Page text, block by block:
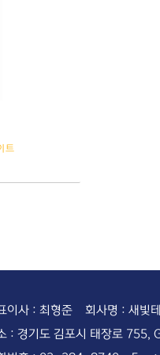
트
이사 : 최형준 회사명 : 새빛
: 경기도 김포시 태장로 755,